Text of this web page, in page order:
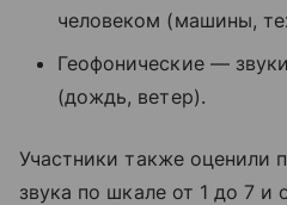
человеком (машины,
Геофонические —
(дождь, ветер).
Участники также оценили
звука по шкале от 1 до 7 и